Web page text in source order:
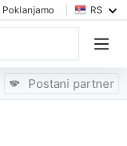
Poklanjamo RS
Postani partner